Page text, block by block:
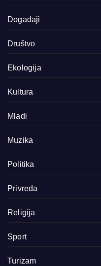
Događaji
Društvo
Ekologija
Kultura
Mladi
Muzika
Politika
Privreda
Religija
Sport
Turizam